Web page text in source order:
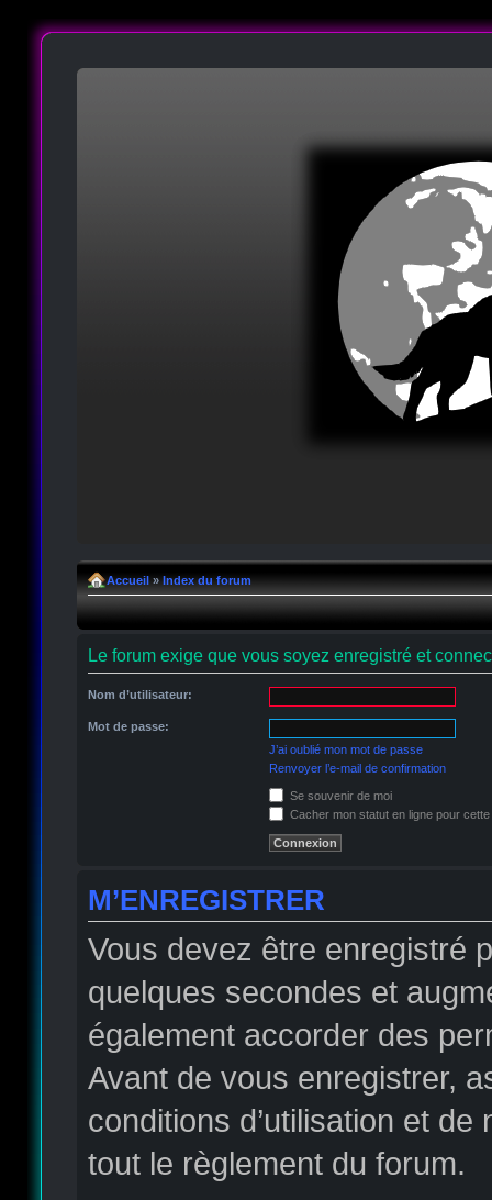
Accueil » Index du forum
Le forum exige que vous soyez enregistré et
Nom d’utilisateur:
Mot de passe:
J’ai oublié mon mot de passe
Renvoyer l’e-mail de confirmation
Se souvenir de moi
Cacher mon statut en ligne pour
M’ENREGISTRER
Vous devez être enregistré
quelques secondes et
également accorder des
Avant de vous enregistrer,
conditions d’utilisation et
tout le règlement du forum.